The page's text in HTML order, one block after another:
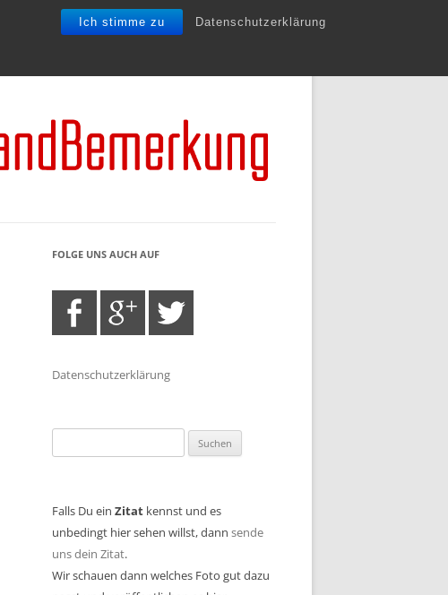
Ich stimme zu Datenschutzerklärung
FOLGE UNS AUCH AUF
Datenschutzerklärung
nach:
Falls Du ein Zitat kennst und es
unbedingt hier sehen willst, dann sende
uns dein Zitat.
Wir schauen dann welches Foto gut dazu